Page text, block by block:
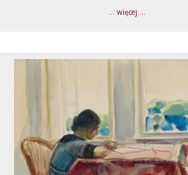
... więcej ...